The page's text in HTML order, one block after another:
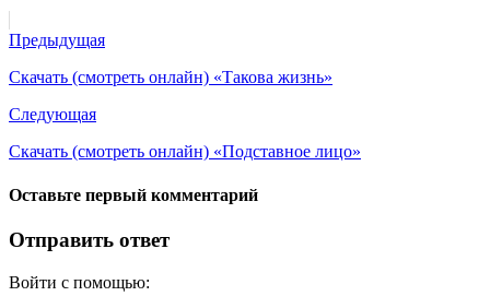
Предыдущая
Скачать (смотреть онлайн) «Такова жизнь»
Следующая
Скачать (смотреть онлайн) «Подставное лицо»
Оставьте первый комментарий
Отправить ответ
Войти с помощью: